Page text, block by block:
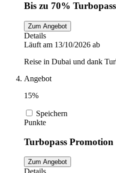
Bis zu 70%
Zum Angebot
Details
Läuft am 13/10/2026 ab
Reise in Dubai und dank
Angebot
15%
Speichern
Punkte
Turbopass
Zum Angebot